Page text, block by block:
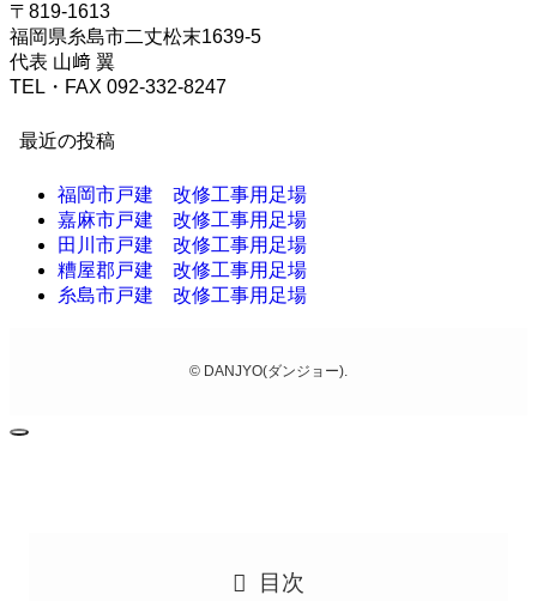
〒819-1613
福岡県糸島市二丈松末1639-5
代表 山﨑 翼
TEL・FAX 092-332-8247
最近の投稿
福岡市戸建 改修工事用足場
嘉麻市戸建 改修工事用足場
田川市戸建 改修工事用足場
糟屋郡戸建 改修工事用足場
糸島市戸建 改修工事用足場
© DANJYO(ダンジョー).
目次